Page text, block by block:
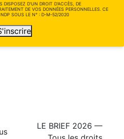
D'UN DROIT D'ACCÈS, DE
DE VOS DONNÉES PERSONNELLES. CE
SOUS LE N° : D-M-52/2020
LE BRIEF 2026 —